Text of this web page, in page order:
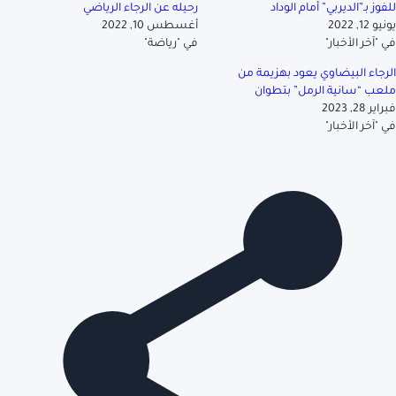
للفوز بـ”الديربي” أمام الوداد
يونيو 12, 2022
في "آخر الأخبار"
رحيله عن الرجاء الرياضي
أغسطس 10, 2022
في "رياضة"
الرجاء البيضاوي يعود بهزيمة من
ملعب “سانية الرمل” بتطوان
فبراير 28, 2023
في "آخر الأخبار"